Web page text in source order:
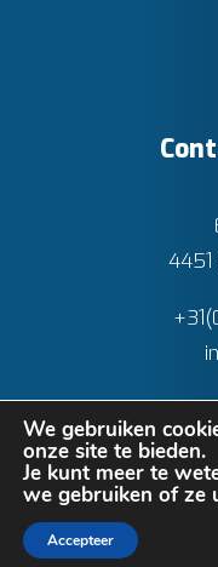
4451
Privacy verklaring
We gebruiken
onze site te bieden.
Je kunt meer te
we gebruiken of ze
Accepteer